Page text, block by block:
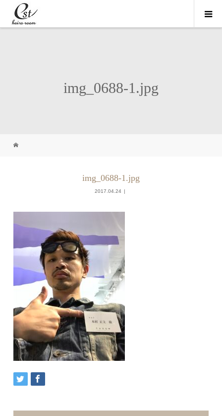
img_0688-1.jpg
img_0688-1.jpg
2017.04.24